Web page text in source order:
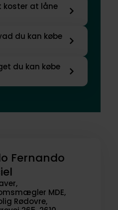
koster at låne
du kan købe
du kan købe
Fernando
MDE,
Rødovre,